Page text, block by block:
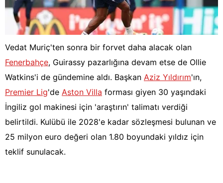
Vedat Muriç'ten sonra bir forvet daha alacak olan
Fenerbahçe, Guirassy pazarlığına devam etse de Ollie
Watkins'i de gündemine aldı. Başkan Aziz Yıldırım'ın,
Premier Lig'de Aston Villa forması giyen 30 yaşındaki
İngiliz gol makinesi için 'araştırın' talimatı verdiği
belirtildi. Kulübü ile 2028'e kadar sözleşmesi bulunan ve
25 milyon euro değeri olan 1.80 boyundaki yıldız için
teklif sunulacak.